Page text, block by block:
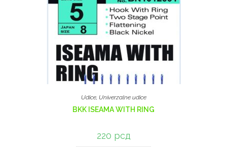
Udice, Univerzalne udice
BKK ISEAMA WITH RING
220 рсд